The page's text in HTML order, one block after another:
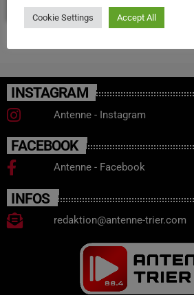
INSTAGRAM
Antenne - Instagram
FACEBOOK
Antenne - Facebook
INFOS
redaktion@antenne-trier.com
Cookie Settings Accept All